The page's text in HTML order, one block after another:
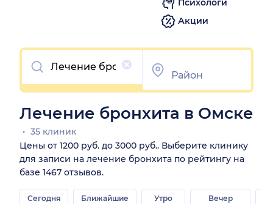
Психологи
Акции
Очистить
Лечение бронхита в Омске
35 клиник
Цены от 1200 руб. до 3000 руб.. Выберите клинику
для записи на лечение бронхита по рейтингу на
базе 1467 отзывов.
Сегодня
Ближайшие
Утро
Вечер